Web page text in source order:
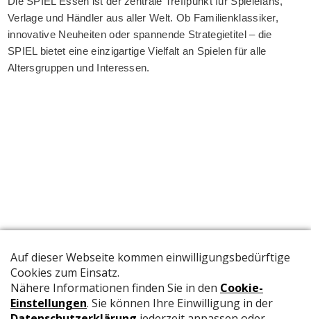
Verlage und Händler aus aller Welt. Ob Familienklassiker,
innovative Neuheiten oder spannende Strategietitel – die
SPIEL bietet eine einzigartige Vielfalt an Spielen für alle
Altersgruppen und Interessen.